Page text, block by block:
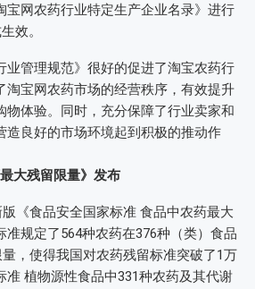
宝网农药行业特定生产企业名录》进行
效。
业管理规范》很好的促进了淘宝农药行
淘宝网农药市场的经营秩序，有效提升
物体验。同时，充分保障了行业卖家和
造良好的市场环境起到积极的推动作
大残留限量》发布
《食品安全国家标准 食品中农药最大
准规定了564种农药在376种（类）食品
，使得我国对农药残留标准突破了1万
准 植物源性食品中331种农药及其代谢